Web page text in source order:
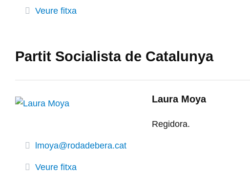
Veure fitxa
Partit Socialista de Catalunya
Laura Moya
Regidora.
lmoya@rodadebera.cat
Veure fitxa